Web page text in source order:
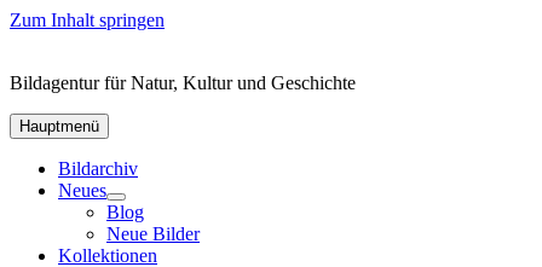
Zum Inhalt springen
Bildagentur für Natur, Kultur und Geschichte
Hauptmenü
Bildarchiv
Neues
Blog
Neue Bilder
Kollektionen